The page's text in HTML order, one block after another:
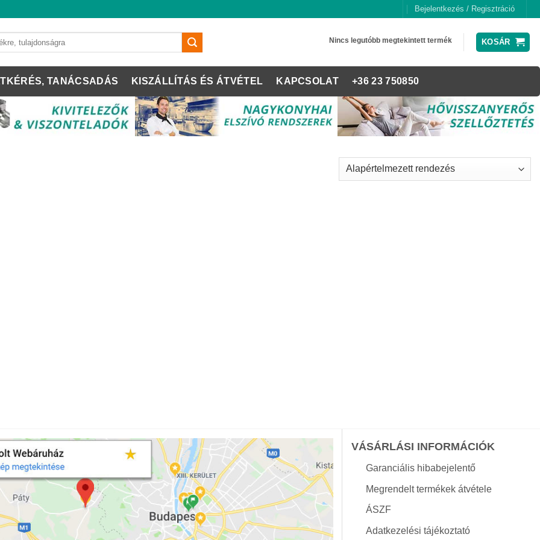
Bejelentkezés / Regisztráció
Nincs legutóbb megtekintett termék KOSÁR
TANÁCSADÁS KISZÁLLÍTÁS ÉS ÁTVÉTEL KAPCSOLAT +36 23 750850
VÁSÁRLÁSI INFORMÁCIÓK
Garanciális hibabejelentő
Megrendelt termékek átvétele
ÁSZF
Adatkezelési tájékoztató